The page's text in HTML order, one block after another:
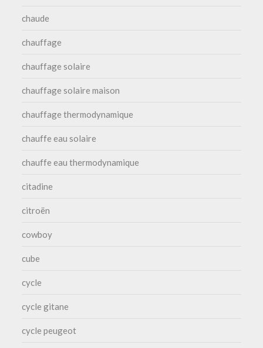
chaude
chauffage
chauffage solaire
chauffage solaire maison
chauffage thermodynamique
chauffe eau solaire
chauffe eau thermodynamique
citadine
citroën
cowboy
cube
cycle
cycle gitane
cycle peugeot